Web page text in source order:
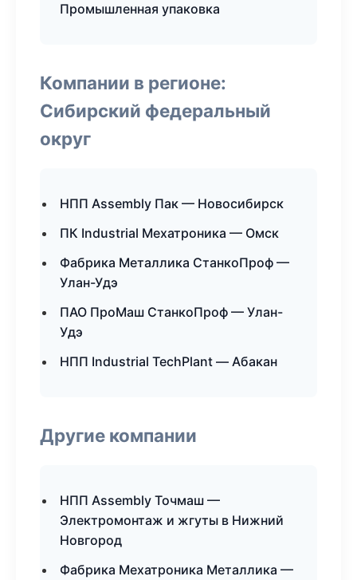
Промышленная упаковка
Компании в регионе:
Сибирский федеральный
округ
НПП Assembly Пак — Новосибирск
ПК Industrial Мехатроника — Омск
Фабрика Металлика СтанкоПроф —
Улан-Удэ
ПАО ПроМаш СтанкоПроф — Улан-
Удэ
НПП Industrial TechPlant — Абакан
Другие компании
НПП Assembly Точмаш —
Электромонтаж и жгуты в Нижний
Новгород
Фабрика Мехатроника Металлика —